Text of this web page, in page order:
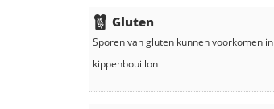
Gluten
Sporen van gluten kunnen voorkomen in
kippenbouillon